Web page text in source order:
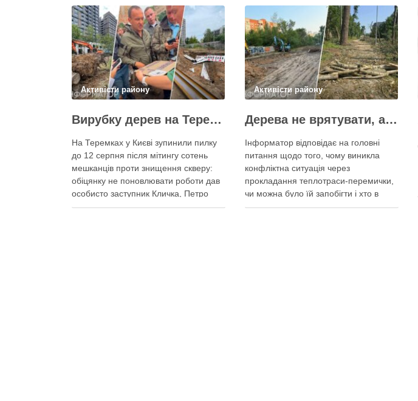
Активісти району
Вирубку дерев на Теремках призупинили після приїзду заступника Кличка – почався діалог
На Теремках у Києві зупинили пилку
до 12 серпня після мітингу сотень
мешканців проти знищення скверу:
обіцянку не поновлювати роботи дав
особисто заступник Кличка, Петро
Пантелеєв, що прибув налагодити
Активісти району
Дерева не врятувати, але знайти й покарати винних треба – головні питання і висновки з конфлікту на Теремках
Інформатор відповідає на головні
питання щодо того, чому виникла
конфліктна ситуація через
прокладання теплотраси-перемички,
чи можна було їй запобігти і хто в
цьому винен Вирубка дерев триває,